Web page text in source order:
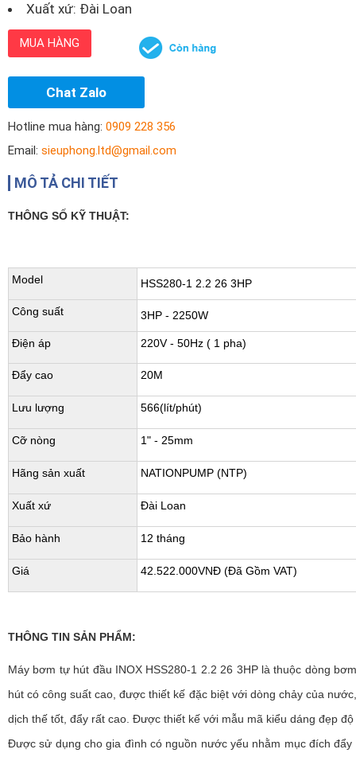
Xuất xứ: Đài Loan
MUA HÀNG
Chat Zalo
Hotline mua hàng: 0909 228 356
Email: sieuphong.ltd@gmail.com
MÔ TẢ CHI TIẾT
THÔNG SỐ KỸ THUẬT:
Model HSS280-1 2.2 26 3HP
Công suất 3HP - 2250W
Điện áp 220V - 50Hz ( 1 pha)
Đẩy cao 20M
Lưu lượng 566(lít/phút)
Cỡ nòng 1" - 25mm
Hãng sản xuất NATIONPUMP (NTP)
Xuất xứ Đài Loan
Bảo hành 12 tháng
Giá 42.522.000VNĐ (Đã Gồm VAT)
THÔNG TIN SẢN PHẨM:
Máy bơm tự hút đầu INOX HSS280-1 2.2 26 3HP là thuộc dòng
hút có công suất cao, được thiết kế đặc biệt với dòng chảy của
dịch thế tốt, đẩy rất cao. Được thiết kế với mẫu mã kiểu dáng đẹp
Được sử dụng cho gia đình có nguồn nước yếu nhằm mục đích đẩy